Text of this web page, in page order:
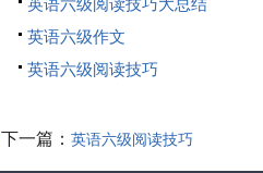
英语六级阅读技巧大总结
英语六级作文
英语六级阅读技巧
下一篇： 英语六级阅读技巧